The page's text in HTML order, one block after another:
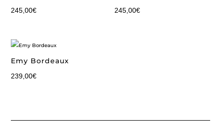
245,00€ 245,00€
Emy Bordeaux
239,00€